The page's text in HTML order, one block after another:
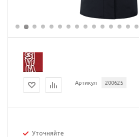
Артикул 200625
Уточняйте